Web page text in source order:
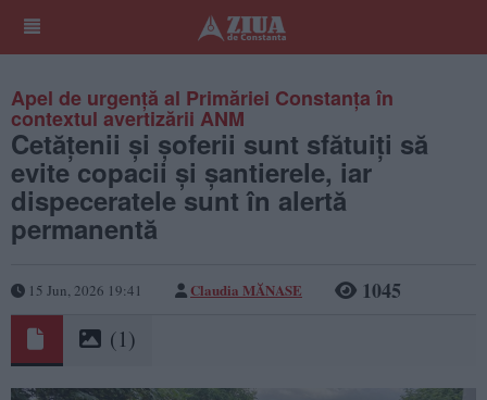
Apel de urgență al Primăriei Constanța în
contextul avertizării ANM
Cetățenii și șoferii sunt sfătuiți să
evite copacii și șantierele, iar
dispeceratele sunt în alertă
permanentă
15 Jun, 2026 19:41 Claudia MĂNASE 1045
(1)